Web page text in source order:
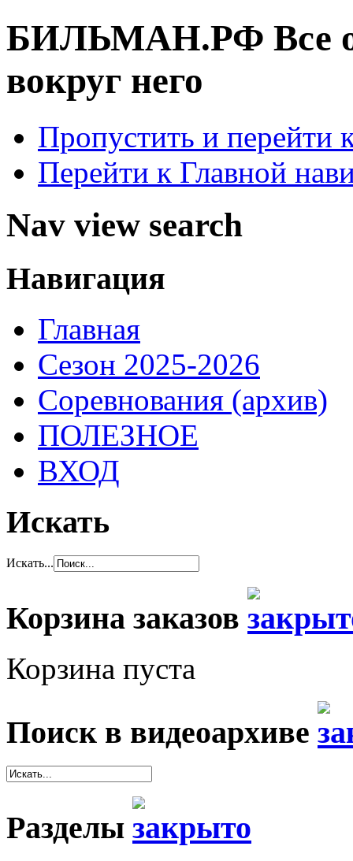
БИЛЬМАН.РФ Все
вокруг него
Пропустить и перейти
Перейти к Главной
Nav view search
Навигация
Главная
Сезон 2025-2026
Соревнования (архив)
ПОЛЕЗНОЕ
ВХОД
Искать
Искать...
Корзина заказов
Корзина пуста
Поиск в видеоархиве
Разделы